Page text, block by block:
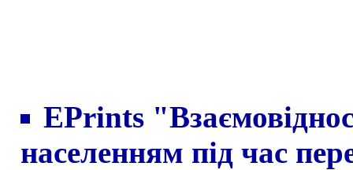
EPrints
населенням під час